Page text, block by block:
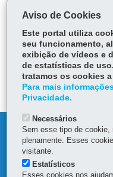
Alterar a
ÓRGÃO
DEIXE SUA OPINIÃO
DENUNCIE
Aviso de Cookies
Este portal utiliza
seu funcionamento,
exibição de vídeos e
de estatísticas de
tratamos os cookies
Para mais
Privacidade.
Necessários
Sem esse tipo de cookie,
plenamente. Esses
visitante.
Estatísticos
Esses cookies nos